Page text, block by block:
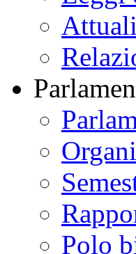
Polo